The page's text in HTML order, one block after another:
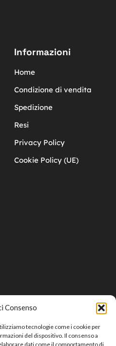
Consenso
tecnologie come i cookie per
del dispositivo. Il consenso a
dati come il comportamento di
Informazioni
Home
Condizione di vendita
Spedizione
Resi
Privacy Policy
Cookie Policy (UE)